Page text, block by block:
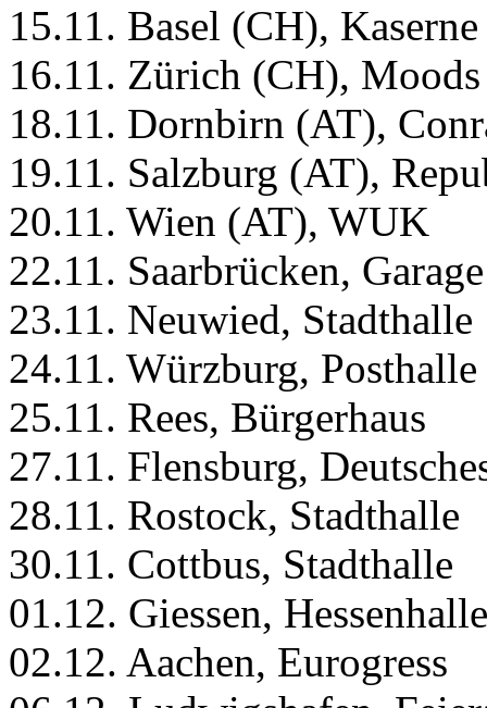
15.11. Basel (CH), Kaserne
16.11. Zürich (CH), Moods
18.11. Dornbirn (AT),
19.11. Salzburg (AT),
20.11. Wien (AT), WUK
22.11. Saarbrücken, Garage
23.11. Neuwied, Stadthalle
24.11. Würzburg, Posthalle
25.11. Rees, Bürgerhaus
27.11. Flensburg,
28.11. Rostock, Stadthalle
30.11. Cottbus, Stadthalle
01.12. Giessen,
02.12. Aachen, Eurogress